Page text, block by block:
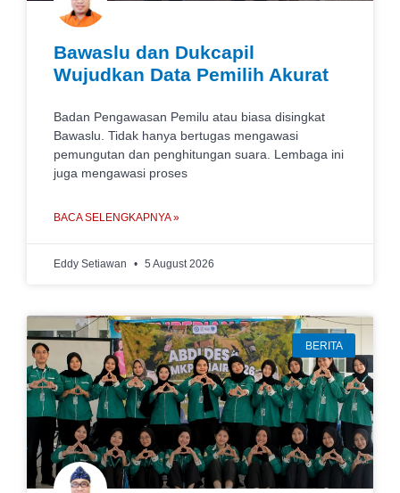
Bawaslu dan Dukcapil
Wujudkan Data Pemilih Akurat
Badan Pengawasan Pemilu atau biasa disingkat
Bawaslu. Tidak hanya bertugas mengawasi
pemungutan dan penghitungan suara. Lembaga ini
juga mengawasi proses
BACA SELENGKAPNYA »
Eddy Setiawan 5 August 2026
BERITA